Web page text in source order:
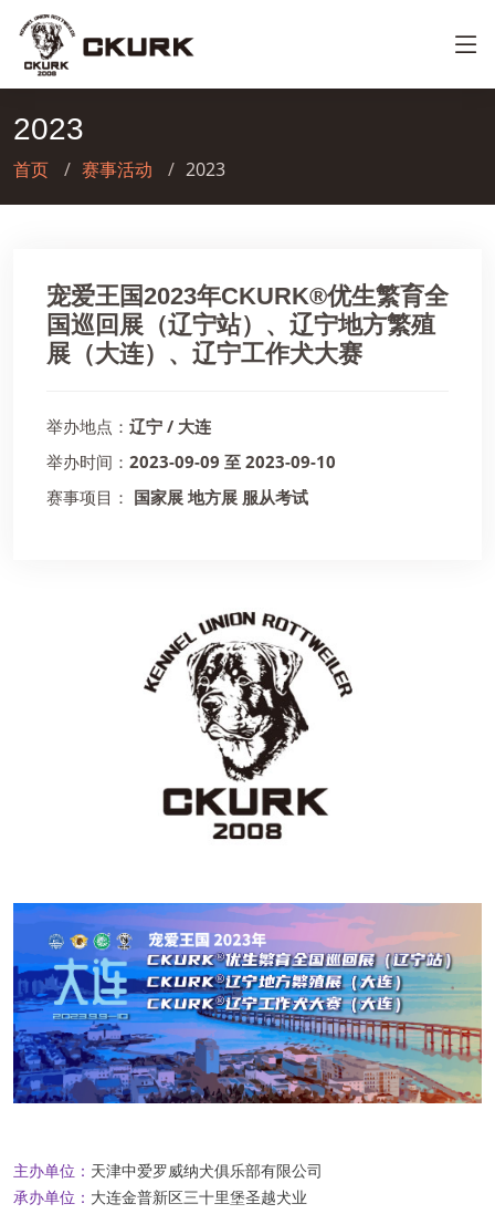
2023
首页 赛事活动 2023
宠爱王国2023年CKURK®优生繁育全
国巡回展（辽宁站）、辽宁地方繁殖
展（大连）、辽宁工作犬大赛
举办地点： 辽宁 / 大连
举办时间： 2023-09-09 至 2023-09-10
赛事项目： 国家展 地方展 服从考试
主办单位： 天津中爱罗威纳犬俱乐部有限公司
承办单位： 大连金普新区三十里堡圣越犬业